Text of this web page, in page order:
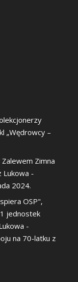
„Wędrowcy –
Zimna
Lukowa -
2024.
OSP",
jednostek
-
na 70-latku z